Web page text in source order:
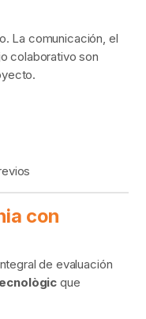
La comunicación, el
colaborativo son
con
de evaluación
que